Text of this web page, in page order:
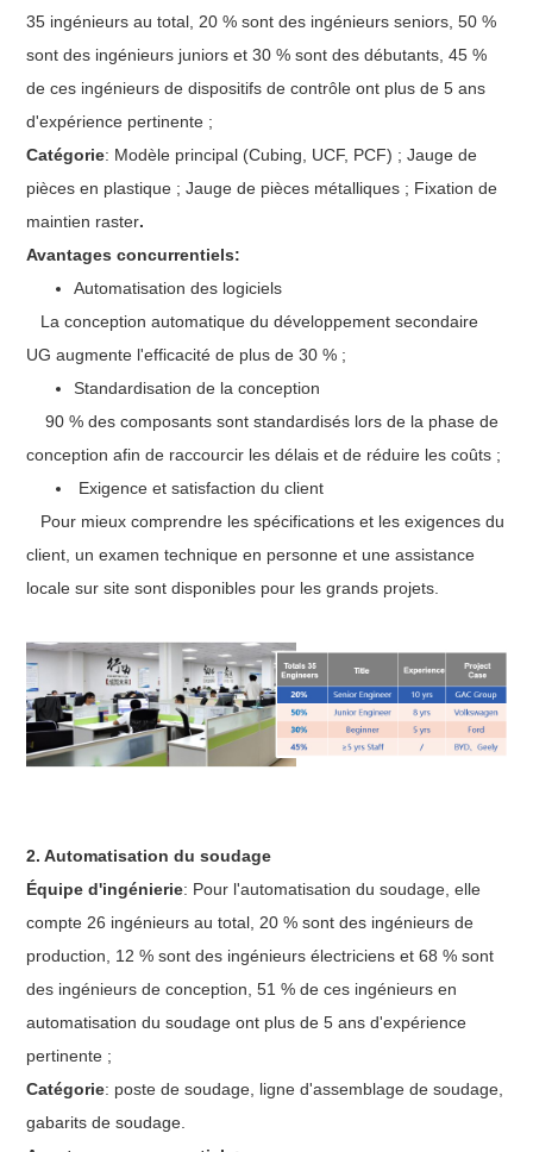
35 ingénieurs au total, 20 % sont des ingénieurs seniors, 50 %
sont des ingénieurs juniors et 30 % sont des débutants, 45 %
de ces ingénieurs de dispositifs de contrôle ont plus de 5 ans
d'expérience pertinente ;
Catégorie: Modèle principal (Cubing, UCF, PCF) ; Jauge de
pièces en plastique ; Jauge de pièces métalliques ; Fixation de
maintien raster.
Avantages concurrentiels:
Automatisation des logiciels
La conception automatique du développement secondaire
UG augmente l'efficacité de plus de 30 % ;
Standardisation de la conception
90 % des composants sont standardisés lors de la phase de
conception afin de raccourcir les délais et de réduire les coûts ;
Exigence et satisfaction du client
Pour mieux comprendre les spécifications et les exigences du
client, un examen technique en personne et une assistance
locale sur site sont disponibles pour les grands projets.
2. Automatisation du soudage
Équipe d'ingénierie: Pour l'automatisation du soudage, elle
compte 26 ingénieurs au total, 20 % sont des ingénieurs de
production, 12 % sont des ingénieurs électriciens et 68 % sont
des ingénieurs de conception, 51 % de ces ingénieurs en
automatisation du soudage ont plus de 5 ans d'expérience
pertinente ;
Catégorie: poste de soudage, ligne d'assemblage de soudage,
gabarits de soudage.